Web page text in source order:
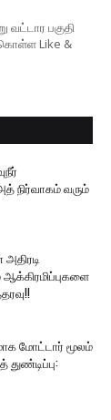
வட்டார பகுதி
கொள்ள Like &
நிர்வாகம் வரும்
ஆக்கிரமிப்புகளை
மோட்டார் மூலம்
துண்டிப்பு: